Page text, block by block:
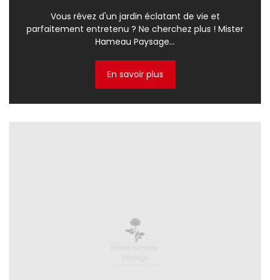
Vous rêvez d'un jardin éclatant de vie et
parfaitement entretenu ? Ne cherchez plus ! Mister
Hameau Paysage...
En savoir plus